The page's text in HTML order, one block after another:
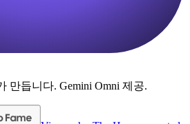
만듭니다. Gemini Omni 제공.